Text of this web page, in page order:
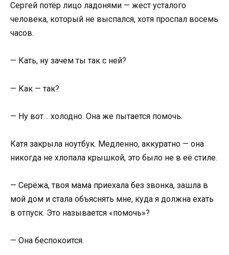
Сергей потёр лицо ладонями — жест усталого
человека, который не выспался, хотя проспал восемь
часов.
— Кать, ну зачем ты так с ней?
— Как — так?
— Ну вот… холодно. Она же пытается помочь.
Катя закрыла ноутбук. Медленно, аккуратно — она
никогда не хлопала крышкой, это было не в её стиле.
— Серёжа, твоя мама приехала без звонка, зашла в
мой дом и стала объяснять мне, куда я должна ехать
в отпуск. Это называется «помочь»?
— Она беспокоится.